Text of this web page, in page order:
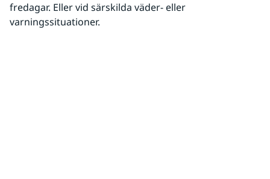
fredagar. Eller vid särskilda väder- eller
varningssituationer.